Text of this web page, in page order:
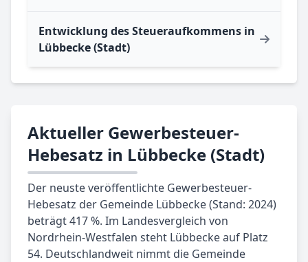
Entwicklung des Steueraufkommens in
Lübbecke (Stadt)
Aktueller Gewerbesteuer-
Hebesatz in Lübbecke (Stadt)
Der neuste veröffentlichte Gewerbesteuer-
Hebesatz der Gemeinde Lübbecke (Stand: 2024)
beträgt 417 %. Im Landesvergleich von
Nordrhein-Westfalen steht Lübbecke auf Platz
54. Deutschlandweit nimmt die Gemeinde